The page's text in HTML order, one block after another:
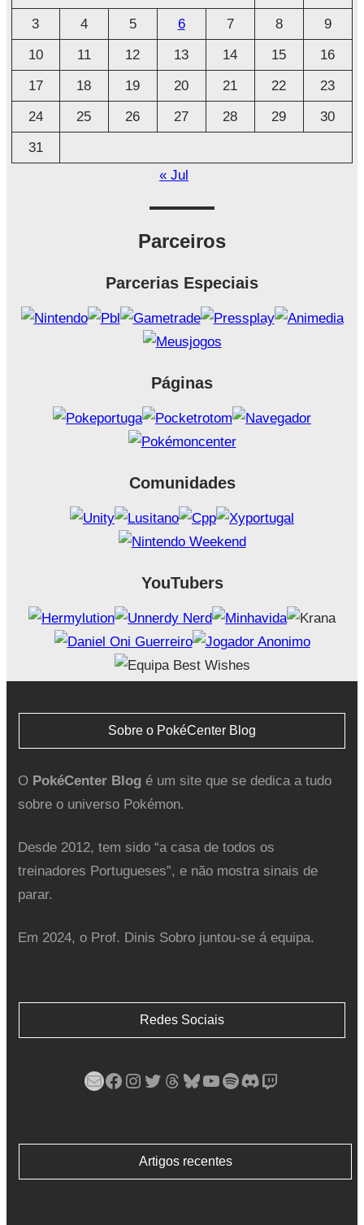
v
o
3
4 5 6 7 8
9
10
11 12 13 14 15
16
17
18 19 20 21 22
23
24
25 26 27 28 29
30
31
« Jul
Parceiros
Parcerias Especiais
Páginas
Comunidades
YouTubers
Sobre o PokéCenter Blog
O PokéCenter Blogé um site que se dedica a tudo
sobre o universo Pokémon.
Desde 2012, tem sido “a casa de todos os
treinadores Portugueses”, e não mostra sinais de
parar.
Em 2024, o Prof. Dinis Sobro juntou-se á equipa.
Redes Sociais
Mail Facebook Instagram Twitter Threads Bluesky YouTube Spotify Discord Twitch
Artigos recentes